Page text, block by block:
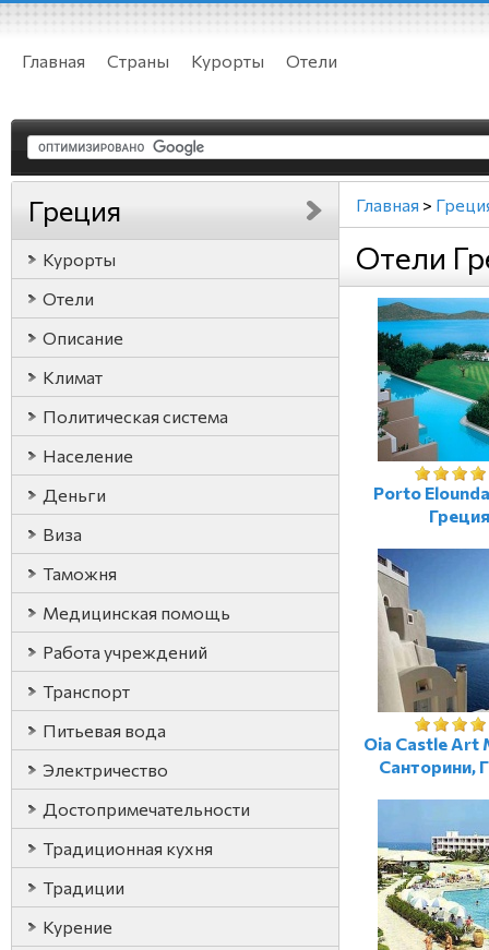
Главная Страны Курорты Отели
Греция
Курорты
Отели
Описание
Климат
Политическая система
Население
Деньги
Виза
Таможня
Медицинская помощь
Работа учреждений
Транспорт
Питьевая вода
Электричество
Достопримечательности
Традиционная кухня
Традиции
Курение
Главная >
Отели
Porto
Греция
Oia Castle Art
Санторини,